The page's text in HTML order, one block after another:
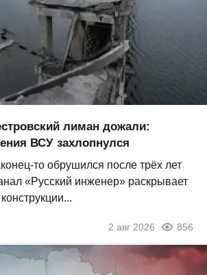
лиман дожали:
ВСУ захлопнулся
то обрушился после трёх лет
«Русский инженер» раскрывает
2 авг 2026 856